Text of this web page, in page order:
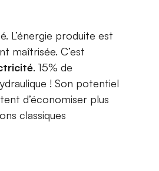
L’énergie produite est
maîtrisée. C’est
. 15% de
! Son potentiel
d’économiser plus
classiques